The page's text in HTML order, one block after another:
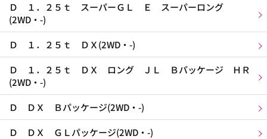
Ｄ １．２５ｔ スーパーＧＬ Ｅ スーパーロング
(2WD・-)
Ｄ １．２５ｔ ＤＸ(2WD・-)
Ｄ １．２５ｔ ＤＸ ロング ＪＬ Ｂパッケージ ＨＲ
(2WD・-)
Ｄ ＤＸ Ｂパッケージ(2WD・-)
Ｄ ＤＸ ＧＬパッケージ(2WD・-)